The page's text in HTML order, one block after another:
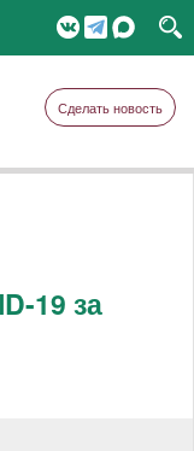
Сделать новость
19 за